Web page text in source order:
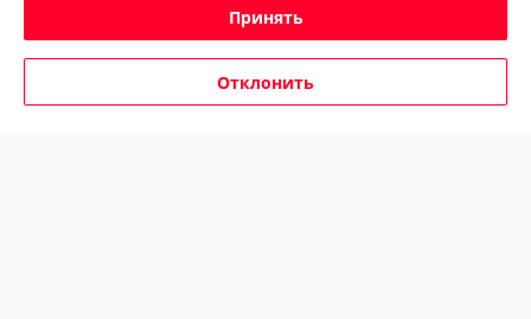
Политика обработки cookies
Сайт создан на платформе Deal.by
Принять
Отклонить